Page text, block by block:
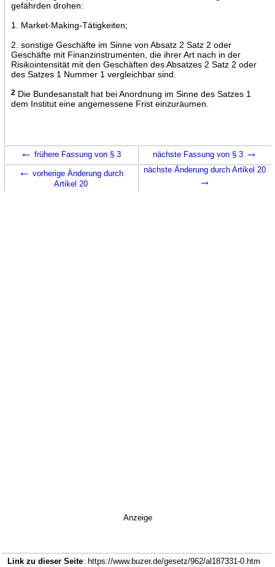
gefährden drohen:
1. Market-Making-Tätigkeiten;
2. sonstige Geschäfte im Sinne von Absatz 2 Satz 2 oder
Geschäfte mit Finanzinstrumenten, die ihrer Art nach in der
Risikointensität mit den Geschäften des Absatzes 2 Satz 2 oder
des Satzes 1 Nummer 1 vergleichbar sind.
2Die Bundesanstalt hat bei Anordnung im Sinne des Satzes 1
dem Institut eine angemessene Frist einzuräumen.
← frühere Fassung von § 3 nächste Fassung von § 3 →
← vorherige Änderung durch
Artikel 20
nächste Änderung durch Artikel 20
→
Anzeige
Link zu dieser Seite: https://www.buzer.de/gesetz/962/al187331-0.htm